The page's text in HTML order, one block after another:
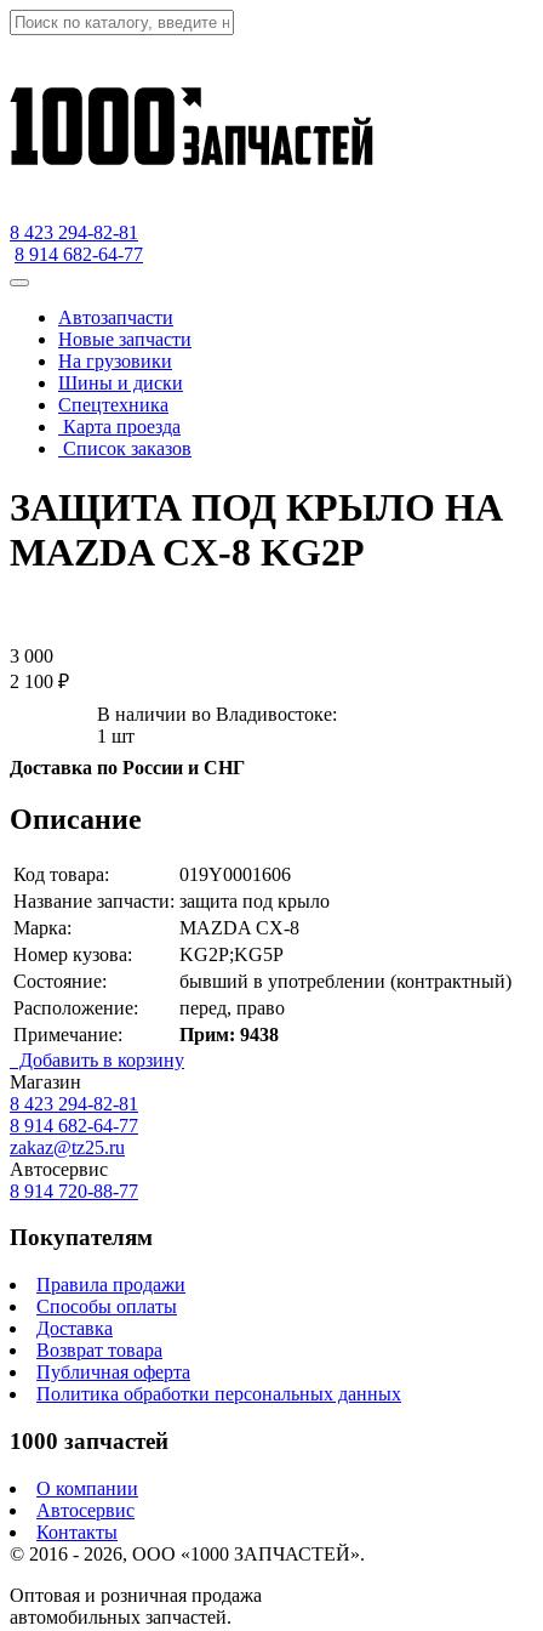
8 423 294-82-81
8 914 682-64-77
Автозапчасти
Новые запчасти
На грузовики
Шины и диски
Спецтехника
Карта проезда
Список заказов
ЗАЩИТА ПОД КРЫЛО НА
MAZDA CX-8 KG2P
3 000
2 100 ₽
В наличии во Владивостоке:
1 шт
Доставка по России и СНГ
Описание
Код товара:
019Y0001606
Название запчасти: защита под крыло
Марка:
MAZDA CX-8
Номер кузова:
KG2P;KG5P
Состояние:
бывший в употреблении (контрактный)
Расположение:
перед, право
Примечание:
Прим: 9438
Добавить в корзину
Магазин
8 423 294-82-81
8 914 682-64-77
zakaz@tz25.ru
Автосервис
8 914 720-88-77
Покупателям
Правила продажи
Способы оплаты
Доставка
Возврат товара
Публичная оферта
Политика обработки персональных данных
1000 запчастей
О компании
Автосервис
Контакты
© 2016 - 2026, ООО «1000 ЗАПЧАСТЕЙ».
Оптовая и розничная продажа
автомобильных запчастей.